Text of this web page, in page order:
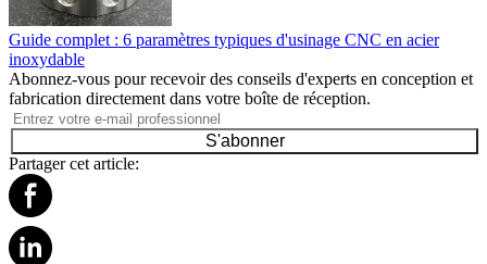
Guide complet : 6 paramètres typiques d'usinage CNC en acier
inoxydable
Abonnez-vous pour recevoir des conseils d'experts en conception et
fabrication directement dans votre boîte de réception.
S'abonner
Partager cet article: